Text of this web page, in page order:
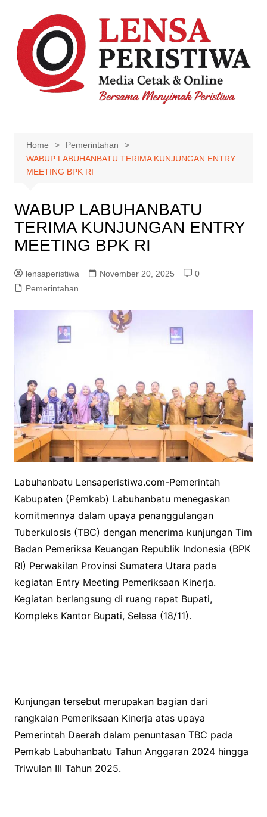
content
Home
Pemerintahan
WABUP LABUHANBATU TERIMA KUNJUNGAN ENTRY
MEETING BPK RI
WABUP LABUHANBATU
TERIMA KUNJUNGAN ENTRY
MEETING BPK RI
lensaperistiwa November 20, 2025
0
Pemerintahan
Labuhanbatu Lensaperistiwa.com-Pemerintah
Kabupaten (Pemkab) Labuhanbatu menegaskan
komitmennya dalam upaya penanggulangan
Tuberkulosis (TBC) dengan menerima kunjungan Tim
Badan Pemeriksa Keuangan Republik Indonesia (BPK
RI) Perwakilan Provinsi Sumatera Utara pada
kegiatan Entry Meeting Pemeriksaan Kinerja.
Kegiatan berlangsung di ruang rapat Bupati,
Kompleks Kantor Bupati, Selasa (18/11).
Kunjungan tersebut merupakan bagian dari
rangkaian Pemeriksaan Kinerja atas upaya
Pemerintah Daerah dalam penuntasan TBC pada
Pemkab Labuhanbatu Tahun Anggaran 2024 hingga
Triwulan III Tahun 2025.